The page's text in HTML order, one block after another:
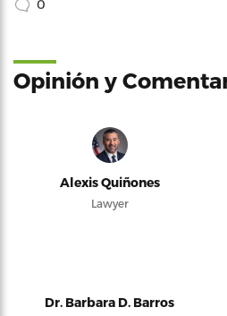
0
Opinión y
Alexis Quiñones
Lawyer
Dr. Barbara D. Barros